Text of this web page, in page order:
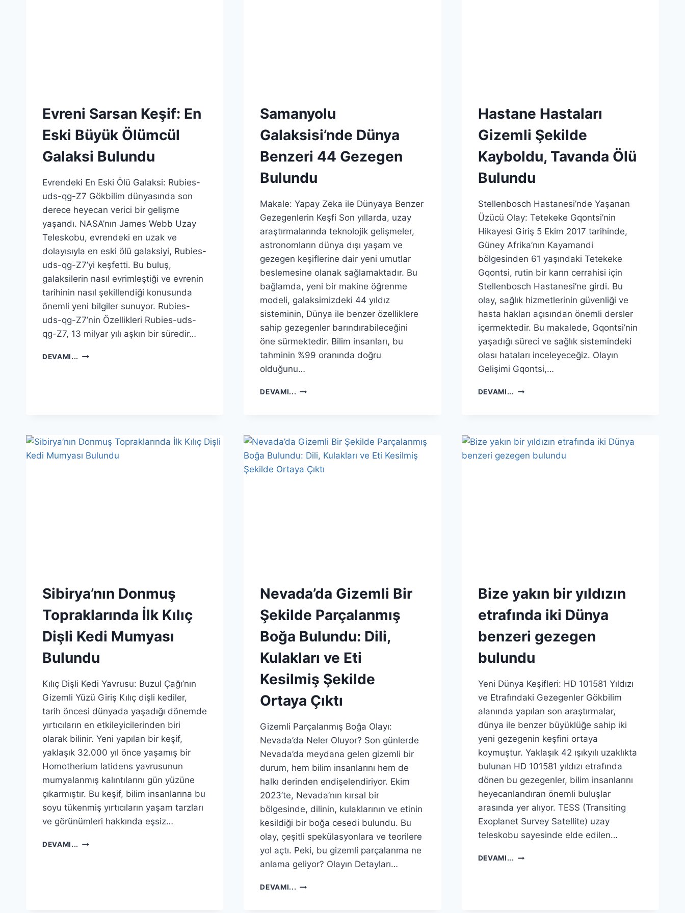
Evreni Sarsan Keşif: En
Eski Büyük Ölümcül
Galaksi Bulundu
Evrendeki En Eski Ölü Galaksi: Rubies-
uds-qg-Z7 Gökbilim dünyasında son
derece heyecan verici bir gelişme
yaşandı. NASA’nın James Webb Uzay
Teleskobu, evrendeki en uzak ve
dolayısıyla en eski ölü galaksiyi, Rubies-
uds-qg-Z7’yi keşfetti. Bu buluş,
galaksilerin nasıl evrimleştiği ve evrenin
tarihinin nasıl şekillendiği konusunda
önemli yeni bilgiler sunuyor. Rubies-
uds-qg-Z7’nin Özellikleri Rubies-uds-
qg-Z7, 13 milyar yılı aşkın bir süredir…
DEVAMI... EVRENI
BULUNDU
Samanyolu
Galaksisi’nde Dünya
Benzeri 44 Gezegen
Bulundu
Makale: Yapay Zeka ile Dünyaya Benzer
Gezegenlerin Keşfi Son yıllarda, uzay
araştırmalarında teknolojik gelişmeler,
astronomların dünya dışı yaşam ve
gezegen keşiflerine dair yeni umutlar
beslemesine olanak sağlamaktadır. Bu
bağlamda, yeni bir makine öğrenme
modeli, galaksimizdeki 44 yıldız
sisteminin, Dünya ile benzer özelliklere
sahip gezegenler barındırabileceğini
öne sürmektedir. Bilim insanları, bu
tahminin %99 oranında doğru
olduğunu…
DEVAMI... SAMANYOLU
GEZEGEN
BULUNDU
Hastane Hastaları
Gizemli Şekilde
Kayboldu, Tavanda Ölü
Bulundu
Stellenbosch Hastanesi’nde Yaşanan
Üzücü Olay: Tetekeke Gqontsi’nin
Hikayesi Giriş 5 Ekim 2017 tarihinde,
Güney Afrika’nın Kayamandi
bölgesinden 61 yaşındaki Tetekeke
Gqontsi, rutin bir karın cerrahisi için
Stellenbosch Hastanesi’ne girdi. Bu
olay, sağlık hizmetlerinin güvenliği ve
hasta hakları açısından önemli dersler
içermektedir. Bu makalede, Gqontsi’nin
yaşadığı süreci ve sağlık sistemindeki
olası hataları inceleyeceğiz. Olayın
Gelişimi Gqontsi,…
DEVAMI... HASTANE
TAVANDA
ÖLÜ
Sibirya’nın Donmuş
Topraklarında İlk Kılıç
Dişli Kedi Mumyası
Bulundu
Kılıç Dişli Kedi Yavrusu: Buzul Çağı’nın
Gizemli Yüzü Giriş Kılıç dişli kediler,
tarih öncesi dünyada yaşadığı dönemde
yırtıcıların en etkileyicilerinden biri
olarak bilinir. Yeni yapılan bir keşif,
yaklaşık 32.000 yıl önce yaşamış bir
Homotherium latidens yavrusunun
mumyalanmış kalıntılarını gün yüzüne
çıkarmıştır. Bu keşif, bilim insanlarına bu
soyu tükenmiş yırtıcıların yaşam tarzları
ve görünümleri hakkında eşsiz…
DEVAMI... SIBIRYA’NIN
Nevada’da Gizemli Bir
Şekilde Parçalanmış
Boğa Bulundu: Dili,
Kulakları ve Eti
Kesilmiş Şekilde
Ortaya Çıktı
Gizemli Parçalanmış Boğa Olayı:
Nevada’da Neler Oluyor? Son günlerde
Nevada’da meydana gelen gizemli bir
durum, hem bilim insanlarını hem de
halkı derinden endişelendiriyor. Ekim
2023’te, Nevada’nın kırsal bir
bölgesinde, dilinin, kulaklarının ve etinin
kesildiği bir boğa cesedi bulundu. Bu
olay, çeşitli spekülasyonlara ve teorilere
yol açtı. Peki, bu gizemli parçalanma ne
anlama geliyor? Olayın Detayları…
DEVAMI... NEVADA’DA
Bize yakın bir yıldızın
etrafında iki Dünya
benzeri gezegen
bulundu
Yeni Dünya Keşifleri: HD 101581 Yıldızı
ve Etrafındaki Gezegenler Gökbilim
alanında yapılan son araştırmalar,
dünya ile benzer büyüklüğe sahip iki
yeni gezegenin keşfini ortaya
koymuştur. Yaklaşık 42 ışıkyılı uzaklıkta
bulunan HD 101581 yıldızı etrafında
dönen bu gezegenler, bilim insanlarını
heyecanlandıran önemli buluşlar
arasında yer alıyor. TESS (Transiting
Exoplanet Survey Satellite) uzay
teleskobu sayesinde elde edilen…
DEVAMI... BIZE